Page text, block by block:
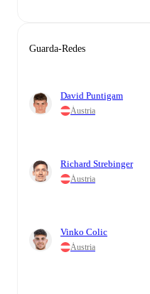
Guarda-Redes
David Puntigam
Áustria
Richard Strebinger
Áustria
Vinko Colic
Áustria